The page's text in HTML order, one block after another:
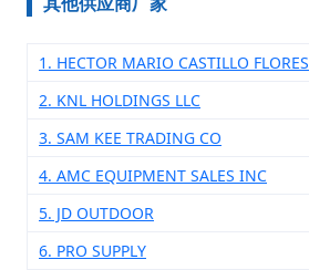
1. HECTOR MARIO CASTILLO FLORES
2. KNL HOLDINGS LLC
3. SAM KEE TRADING CO
4. AMC EQUIPMENT SALES INC
5. JD OUTDOOR
6. PRO SUPPLY